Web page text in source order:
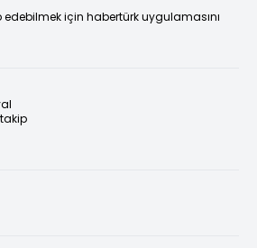
için habertürk uygulamasını